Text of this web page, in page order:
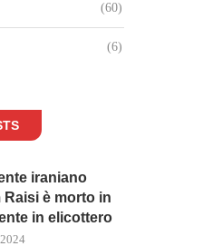
(60)
(6)
iraniano
Raisi è morto in
in elicottero